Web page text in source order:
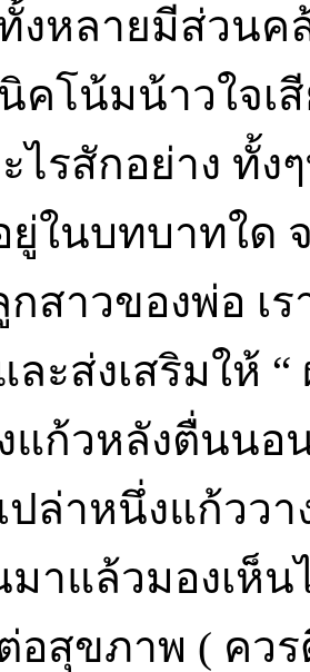
หลายมีส่วนค
คโน้มน้าวใจเ
ไรสักอย่าง ทั้
ในบทบาทใด
กสาวของพ่อ เ
ะส่งเสริมให้
แก้วหลังตื่นนอ
ปล่าหนึ่งแก้วว
าแล้วมองเห็
สุขภาพ ( ควร